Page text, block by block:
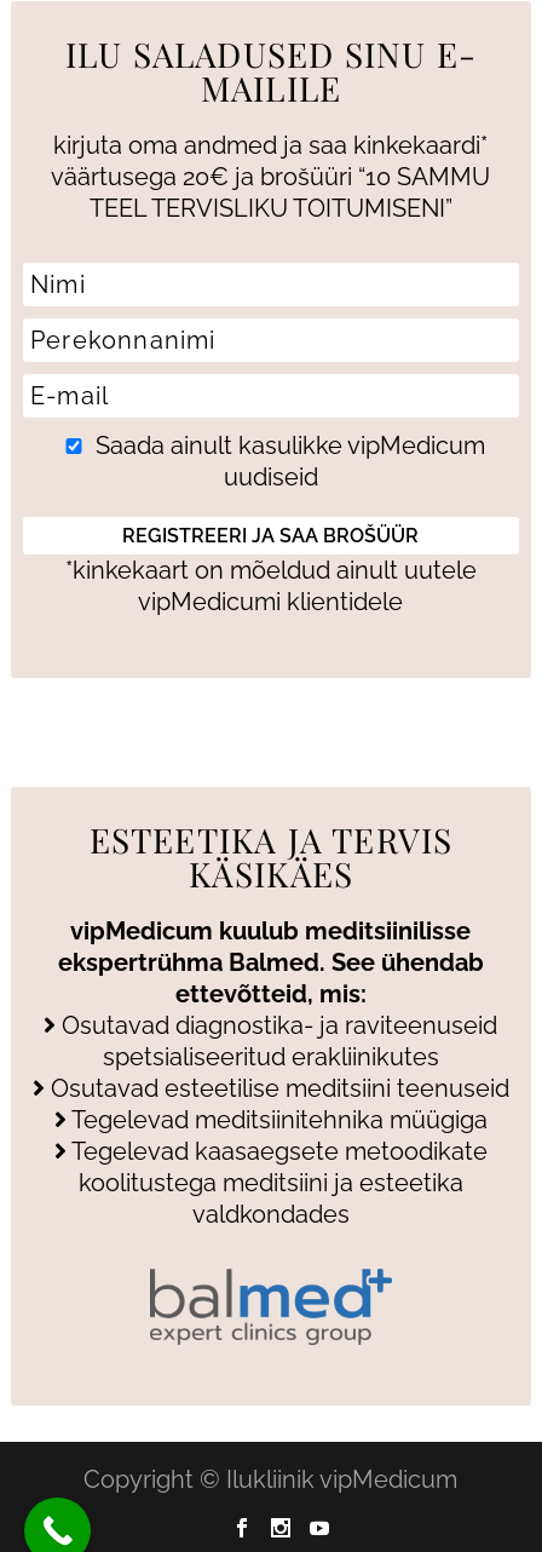
ILU SALADUSED SINU E-
MAILILE
kirjuta oma andmed ja saa kinkekaardi*
väärtusega 20€ ja brošüüri “10 SAMMU
TEEL TERVISLIKU TOITUMISENI”
Saada ainult kasulikke vipMedicum
uudiseid
*kinkekaart on mõeldud ainult uutele
vipMedicumi klientidele
ESTEETIKA JA TERVIS
KÄSIKÄES
vipMedicum kuulub meditsiinilisse
ekspertrühma Balmed. See ühendab
ettevõtteid, mis:
Osutavad diagnostika- ja raviteenuseid
spetsialiseeritud erakliinikutes
Osutavad esteetilise meditsiini teenuseid
Tegelevad meditsiinitehnika müügiga
Tegelevad kaasaegsete metoodikate
koolitustega meditsiini ja esteetika
valdkondades
Copyright © Ilukliinik vipMedicum